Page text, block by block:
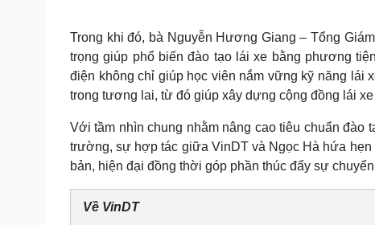
Trong khi đó, bà Nguyễn Hương Giang – Tổng
trọng giúp phổ biến đào tạo lái xe bằng phương
điện không chỉ giúp học viên nắm vững kỹ năng lái
trong tương lai, từ đó giúp xây dựng cộng đồng lái xe
Với tầm nhìn chung nhằm nâng cao tiêu chuẩn
trường, sự hợp tác giữa VinDT và Ngọc Hà hứa
bản, hiện đại đồng thời góp phần thúc đẩy sự
Về VinDT